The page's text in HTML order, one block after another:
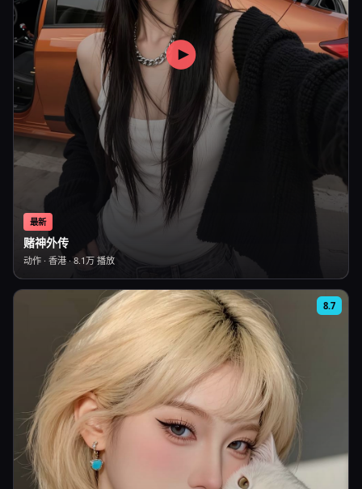
最新
赌神外传
动作 · 香港 · 8.1万播放
8.7